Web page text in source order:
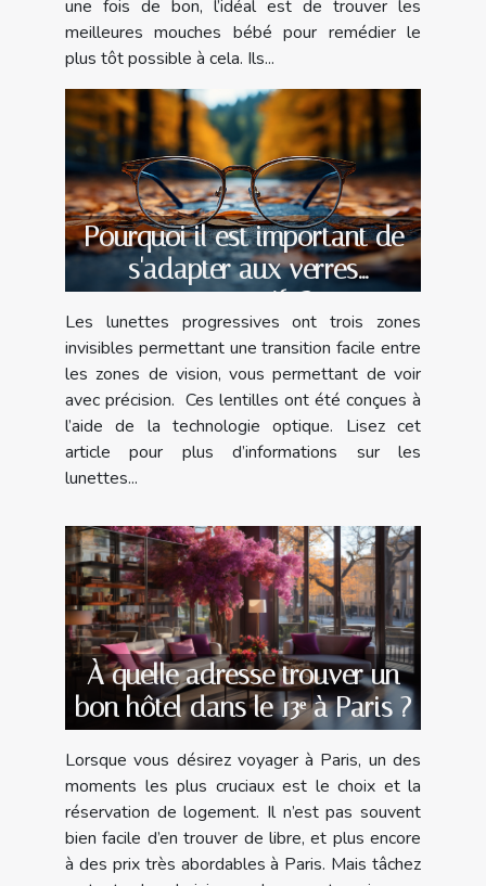
une fois de bon, l’idéal est de trouver les
meilleures mouches bébé pour remédier le
plus tôt possible à cela. Ils...
Pourquoi il est important de
s'adapter aux verres
progressifs ?
Les lunettes progressives ont trois zones
invisibles permettant une transition facile entre
les zones de vision, vous permettant de voir
avec précision. Ces lentilles ont été conçues à
l’aide de la technologie optique. Lisez cet
article pour plus d’informations sur les
lunettes...
À quelle adresse trouver un
bon hôtel dans le 13ᵉ à Paris ?
Lorsque vous désirez voyager à Paris, un des
moments les plus cruciaux est le choix et la
réservation de logement. Il n’est pas souvent
bien facile d’en trouver de libre, et plus encore
à des prix très abordables à Paris. Mais tâchez